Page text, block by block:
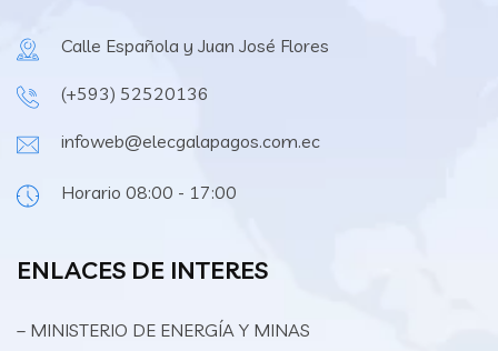
Calle Española y Juan José Flores
(+593) 52520136
infoweb@elecgalapagos.com.ec
Horario 08:00 - 17:00
ENLACES DE INTERES
– MINISTERIO DE ENERGÍA Y MINAS